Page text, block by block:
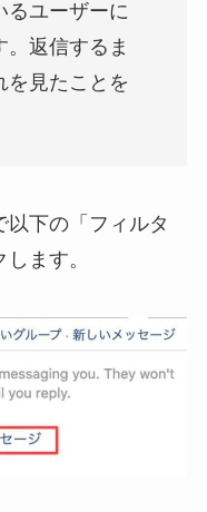
るユーザーに
。返信するま
を見たことを
以下の「フィルタ
ます。